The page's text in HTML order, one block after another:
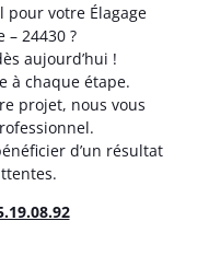
pour votre Élagage
– 24430 ?
aujourd’hui !
à chaque étape.
projet, nous vous
d’un résultat